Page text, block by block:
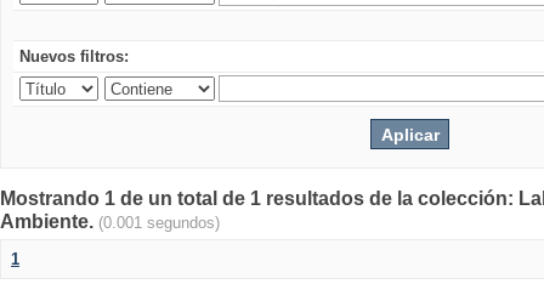
Nuevos filtros:
Mostrando 1 de un total de 1 resultados de la colección:
Ambiente. (0.001 segundos)
1